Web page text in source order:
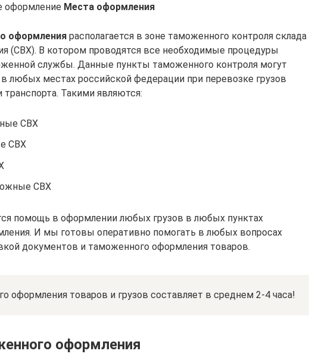
оформление Места оформления
оформления располагается в зоне таможенного контроля склада
(СВХ). В котором проводятся все необходимые процедуры
службы. Данные пункты таможенного контроля могут
любых местах российской федерации при перевозке грузов
Такими являются:
СВХ
СВХ
СВХ
помощь в оформлении любых грузов в любых пунктах
И мы готовы оперативно помогать в любых вопросах
документов и таможенного оформления товаров.
оформления товаров и грузов составляет в среднем 2-4 часа!
оформления